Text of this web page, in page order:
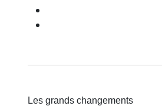
Les grands changements